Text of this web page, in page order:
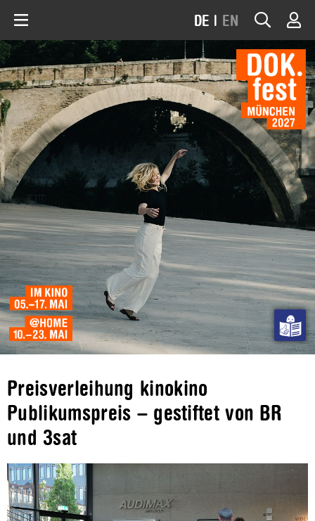
DE | EN
Preisverleihung kinokino
Publikumspreis – gestiftet von BR
und 3sat